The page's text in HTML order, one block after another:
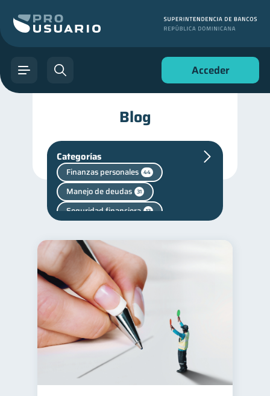
Acceder
Blog
Categorías
Finanzas personales 44
Manejo de deudas 31
Seguridad financiera 13
Productos financieros
Vacaciones 2
Finanzas en Pareja 1
Fraudes 1 Mipymes
Educación financiera
Finanzas para jóvenes
Control de deudas
Finanzas familiares 25